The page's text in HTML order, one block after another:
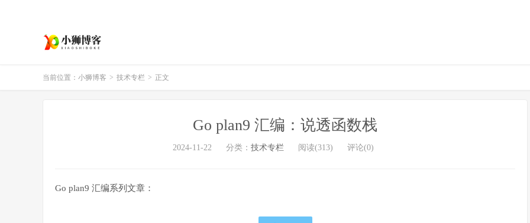
当前位置： 小狮博客 > 技术专栏 > 正文
Go plan9 汇编：说透函数栈
2024-11-22 分类： 技术专栏 阅读(313) 评论(0)
Go plan9 汇编系列文章：